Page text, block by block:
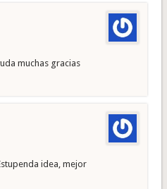
muchas gracias
idea, mejor